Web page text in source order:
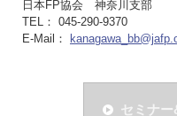
日本FP協会 神奈川支部
TEL： 045-290-9370
E-Mail：
セミナ